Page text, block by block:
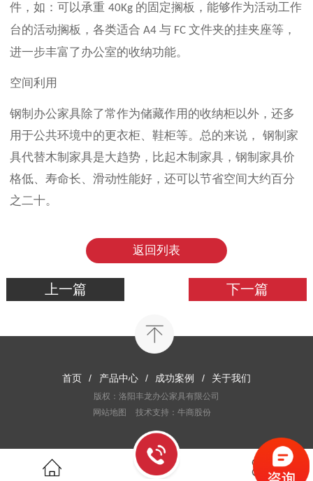
件，如：可以承重 40Kg 的固定搁板，能够作为活动工作
台的活动搁板，各类适合 A4 与 FC 文件夹的挂夹座等，
进一步丰富了办公室的收纳功能。
空间利用
钢制办公家具除了常作为储藏作用的收纳柜以外，还多
用于公共环境中的更衣柜、鞋柜等。总的来说，
钢制家
具代替木制家具是大趋势，比起木制家具，钢制家具价
格低、寿命长、滑动性能好，还可以节省空间大约百分
之二十。
返回列表
上一篇 下一篇
首页 / 产品中心 / 成功案例 / 关于我们
版权：洛阳丰龙办公家具有限公司
网站地图
技术支持：牛商股份